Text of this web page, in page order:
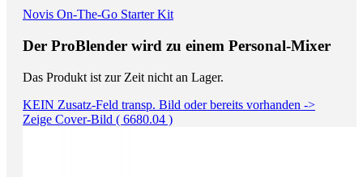
Novis On-The-Go Starter Kit
Der ProBlender wird zu einem Personal-Mixer
Das Produkt ist zur Zeit nicht an Lager.
KEIN Zusatz-Feld transp. Bild oder bereits vorhanden ->
Zeige Cover-Bild ( 6680.04 )